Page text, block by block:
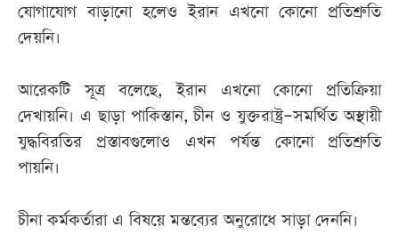
যোগাযোগ বাড়ানো হলেও ইরান এখনো কোনো প্রতিশ্রুতি
দেয়নি।
আরেকটি সূত্র বলেছে, ইরান এখনো কোনো প্রতিক্রিয়া
দেখায়নি। এ ছাড়া পাকিস্তান, চীন ও যুক্তরাষ্ট্র–সমর্থিত অস্থায়ী
যুদ্ধবিরতির প্রস্তাবগুলোও এখন পর্যন্ত কোনো প্রতিশ্রুতি
পায়নি।
চীনা কর্মকর্তারা এ বিষয়ে মন্তব্যের অনুরোধে সাড়া দেননি।